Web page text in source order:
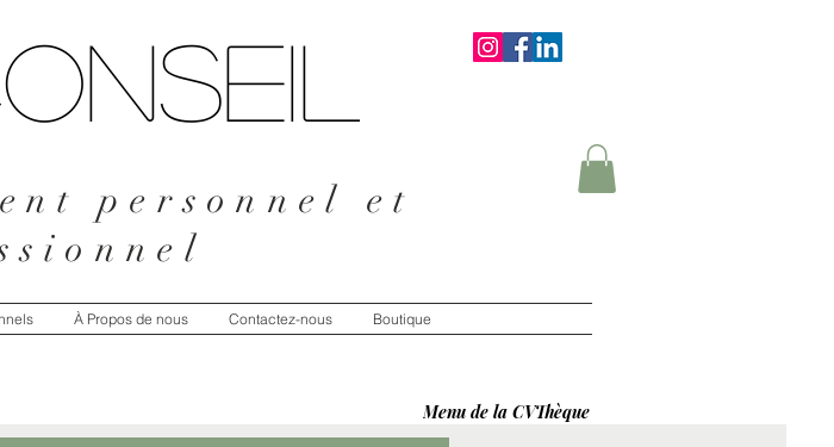
personnel et
À Propos de nous Contactez-nous Boutique
Menu de la CVThèque